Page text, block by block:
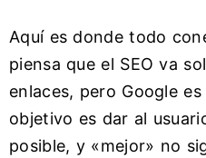
Aquí es donde todo
piensa que el SEO va
enlaces, pero Google
objetivo es dar al
posible, y «mejor» no